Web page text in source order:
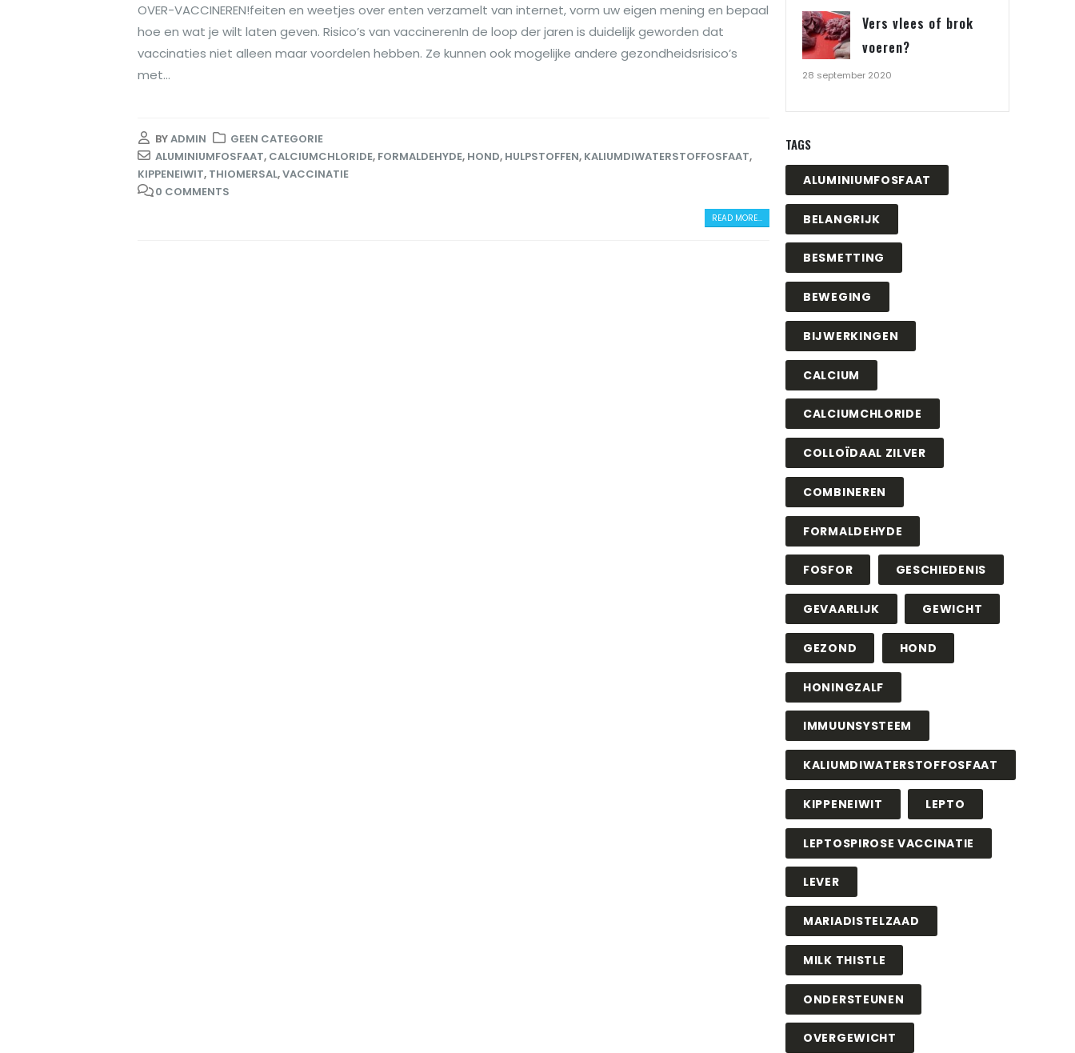
OVER-VACCINEREN!feiten en weetjes over enten verzamelt van internet, vorm uw eigen mening en bepaal
hoe en wat je wilt laten geven. Risico’s van vaccinerenIn de loop der jaren is duidelijk geworden dat
vaccinaties niet alleen maar voordelen hebben. Ze kunnen ook mogelijke andere gezondheidsrisico’s
met...
BYADMIN
GEEN CATEGORIE
ALUMINIUMFOSFAAT, CALCIUMCHLORIDE, FORMALDEHYDE, HOND, HULPSTOFFEN, KALIUMDIWATERSTOFFOSFAAT,
KIPPENEIWIT, THIOMERSAL,VACCINATIE
0 COMMENTS
READ MORE...
Vers vlees of brok
voeren?
28 september 2020
TAGS
ALUMINIUMFOSFAAT
BELANGRIJK
BESMETTING
BEWEGING
BIJWERKINGEN
CALCIUM
CALCIUMCHLORIDE
COLLOÏDAAL ZILVER
COMBINEREN
FORMALDEHYDE
FOSFOR GESCHIEDENIS
GEVAARLIJK GEWICHT
GEZOND HOND
HONINGZALF
IMMUUNSYSTEEM
KALIUMDIWATERSTOFFOSFAAT
KIPPENEIWIT LEPTO
LEPTOSPIROSE VACCINATIE
LEVER
MARIADISTELZAAD
MILK THISTLE
ONDERSTEUNEN
OVERGEWICHT